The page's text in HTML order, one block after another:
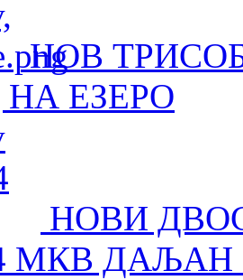
НОВ
ЕЗЕРО
НОВИ
МКВ ДАЉАН